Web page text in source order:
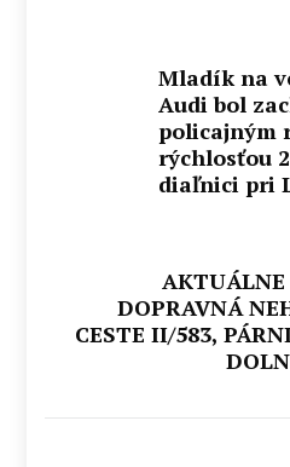
Mladík na
Audi bol
policajným
rýchlosťou
diaľnici pri
AKTUÁLNE
DOPRAVNÁ
CESTE II/583,